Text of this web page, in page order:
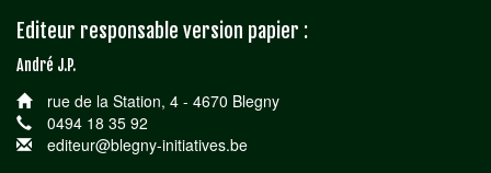
Editeur responsable version papier :
André J.P.
rue de la Station, 4 - 4670 Blegny
0494 18 35 92
editeur@blegny-initiatives.be